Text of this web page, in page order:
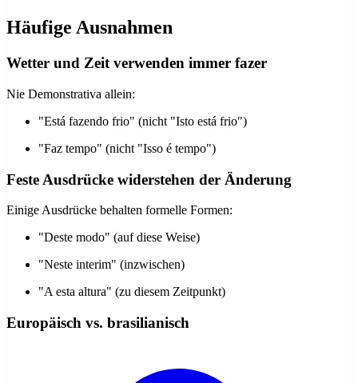
Häufige Ausnahmen
Wetter und Zeit verwenden immer fazer
Nie Demonstrativa allein:
"Está fazendo frio" (nicht "Isto está frio")
"Faz tempo" (nicht "Isso é tempo")
Feste Ausdrücke widerstehen der Änderung
Einige Ausdrücke behalten formelle Formen:
"Deste modo" (auf diese Weise)
"Neste interim" (inzwischen)
"A esta altura" (zu diesem Zeitpunkt)
Europäisch vs. brasilianisch